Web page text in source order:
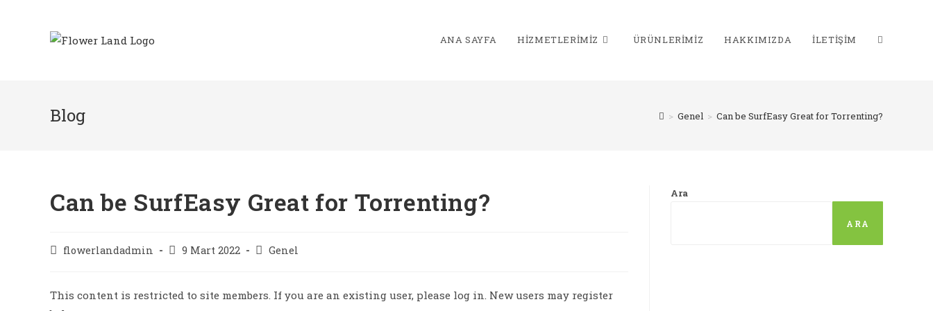
ANA SAYFA HIZMETLERIMIZ ÜRÜNLERIMIZ HAKKIMIZDA İLETIŞIM
Blog > Genel > Can be SurfEasy Great for Torrenting?
Can be SurfEasy Great for Torrenting?
Postflowerlandadmin
Post9 Mart 2022
PostGenel
This content is restricted to site members. If you are an existing user, please log in. New users may register
Ara
ARA